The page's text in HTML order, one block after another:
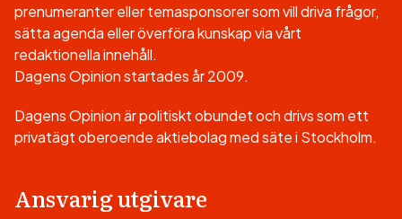
prenumeranter eller temasponsorer som vill driva frågor,
sätta agenda eller överföra kunskap via vårt
redaktionella innehåll.
Dagens Opinion startades år 2009.
Dagens Opinion är politiskt obundet och drivs som ett
privatägt oberoende aktiebolag med säte i Stockholm.
Ansvarig utgivare